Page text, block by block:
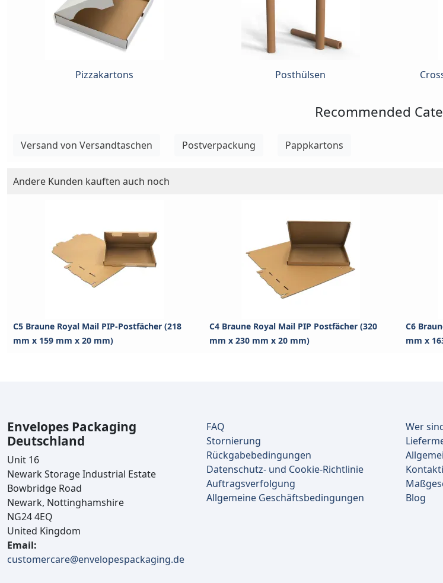
Pizzakartons Posthülsen
Recommended
Versand von Versandtaschen Postverpackung Pappkartons
Andere Kunden kauften auch noch
C5 Braune Royal Mail PIP-Postfächer (218
mm x 159 mm x 20 mm)
C4 Braune Royal Mail PIP Postfächer (320
mm x 230 mm x 20 mm)
C6
mm x
Envelopes Packaging
Deutschland
Unit 16
Newark Storage Industrial Estate
Bowbridge Road
Newark, Nottinghamshire
NG24 4EQ
United Kingdom
Email:
customercare@envelopespackaging.de
FAQ
Stornierung
Rückgabebedingungen
Datenschutz- und Cookie-Richtlinie
Auftragsverfolgung
Allgemeine Geschäftsbedingungen
Wer
Blog